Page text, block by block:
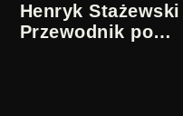
Henryk Stażewski |
Przewodnik po